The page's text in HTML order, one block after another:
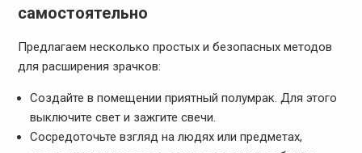
самостоятельно
Предлагаем несколько простых и безопасных методов
для расширения зрачков:
Создайте в помещении приятный полумрак. Для этого
выключите свет и зажгите свечи.
Сосредоточьте взгляд на людях или предметах,